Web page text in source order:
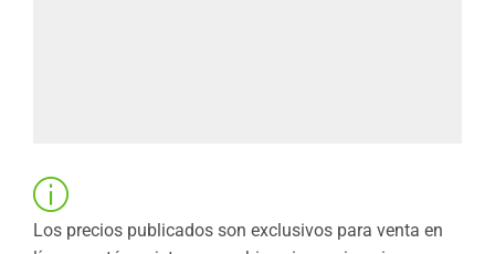
Los precios publicados son exclusivos para venta en